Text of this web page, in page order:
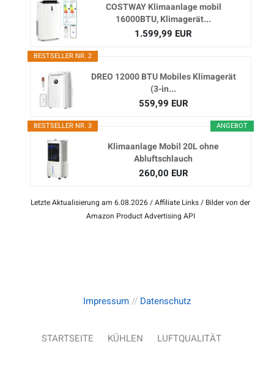
COSTWAY Klimaanlage mobil
16000BTU, Klimagerät...
1.599,99 EUR
BESTSELLER NR. 2
DREO 12000 BTU Mobiles Klimagerät
(3-in...
559,99 EUR
ANGEBOT
BESTSELLER NR. 3
Klimaanlage Mobil 20L ohne
Abluftschlauch
260,00 EUR
Letzte Aktualisierung am 6.08.2026 / Affiliate Links / Bilder von der
Amazon Product Advertising API
Impressum// Datenschutz
STARTSEITE KÜHLEN LUFTQUALITÄT